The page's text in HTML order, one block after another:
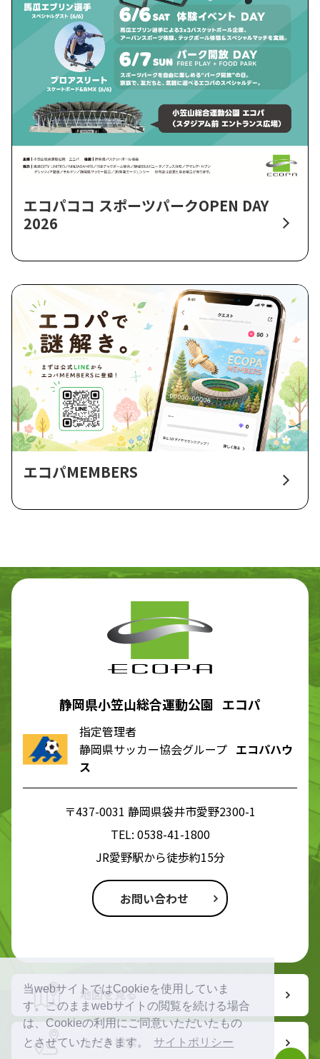
当webサイトではCookieを使用していま
す。このままwebサイトの閲覧を続ける場合
は、Cookieの利用にご同意いただいたもの
とさせていただきます。
サイトポリシー
エコパココ スポーツパークOPEN DAY
2026
エコパMEMBERS
静岡県小笠山総合運動公園 エコパ
指定管理者
静岡県サッカー協会グループ エコパハウ
ス
〒437-0031 静岡県袋井市愛野2300-1
TEL: 0538-41-1800
JR愛野駅から徒歩約15分
お問い合わせ
地図を見る
ルート検索